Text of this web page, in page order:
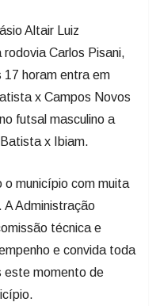
Altair Luiz
Carlos Pisani,
17 horam entra em
x Campos Novos
futsal masculino a
x Ibiam.
o município com muita
Administração
técnica e
e convida toda
este momento de